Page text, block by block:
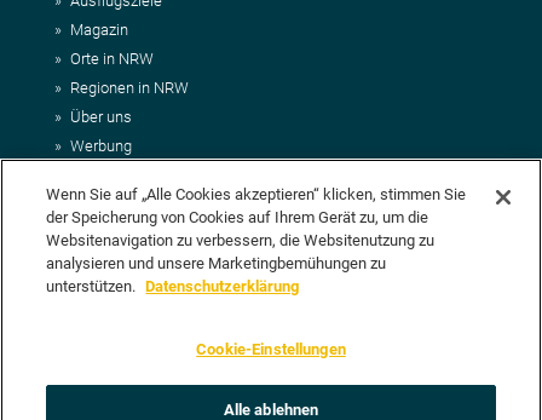
Magazin
Orte in NRW
Regionen in NRW
Über uns
Werbung
Impressum
AGB
Datenschutz
DEIN VORSCHLAG FÜR NRWHITS
vorschlagen? Klasse, dann nutze doch einfach
Unsere Redaktion wird Deinen Vorschlag dann so schnell wie
Wenn Sie auf „Alle Cookies akzeptieren“ klicken, stimmen Sie
der Speicherung von Cookies auf Ihrem Gerät zu, um die
Websitenavigation zu verbessern, die Websitenutzung zu
analysieren und unsere Marketingbemühungen zu
unterstützen. Datenschutzerklärung
Cookie-Einstellungen
Alle ablehnen